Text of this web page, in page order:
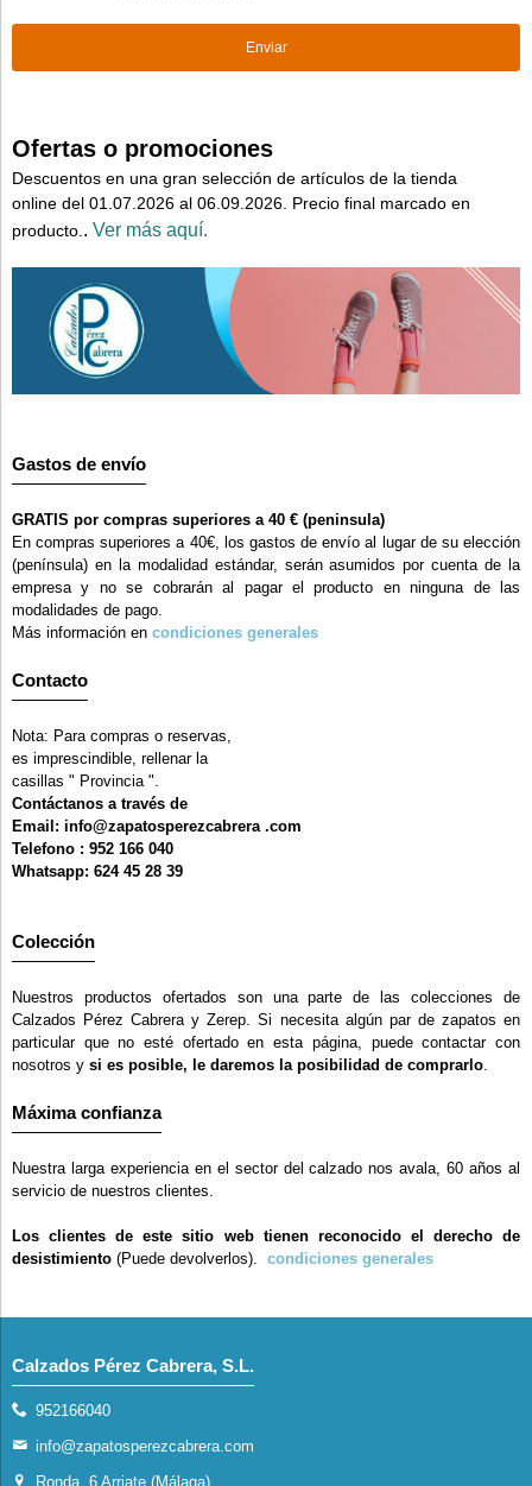
Ofertas o promociones
Descuentos en una gran selección de artículos de la tienda
online del 01.07.2026 al 06.09.2026. Precio final marcado en
producto. . Ver más aquí.
Gastos de envío
GRATIS por compras superiores a 40 € (peninsula)
En compras superiores a 40€, los gastos de envío al lugar de su elección
(península) en la modalidad estándar, serán asumidos por cuenta de la
empresa y no se cobrarán al pagar el producto en ninguna de las
modalidades de pago.
Más información en condiciones generales
Contacto
Nota: Para compras o reservas,
es imprescindible, rellenar la
casillas " Provincia ".
Contáctanos a través de
Email: info@zapatosperezcabrera .com
Telefono : 952 166 040
Whatsapp: 624 45 28 39
Colección
Nuestros productos ofertados son una parte de las colecciones de
Calzados Pérez Cabrera y Zerep. Si necesita algún par de zapatos en
particular que no esté ofertado en esta página, puede contactar con
nosotros y si es posible, le daremos la posibilidad de comprarlo.
Máxima confianza
Nuestra larga experiencia en el sector del calzado nos avala, 60 años al
servicio de nuestros clientes.
Los clientes de este sitio web tienen reconocido el derecho de
desistimiento (Puede devolverlos). condiciones generales
Calzados Pérez Cabrera, S.L.
952166040
info@zapatosperezcabrera.com
Ronda, 6 Arriate (Málaga)